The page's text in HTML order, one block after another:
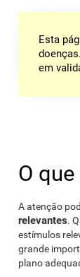
Esta
em
O
A atenção
relevantes.
estímulos
grande
plano